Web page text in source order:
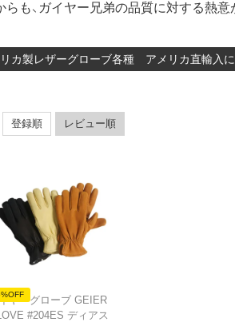
も、ガイヤー兄弟の品質に対する熱意
カ製レザーグローブ各種 アメリカ直輸入
登録順 レビュー順
ヤーグローブ GEIER
#204ES ディアス